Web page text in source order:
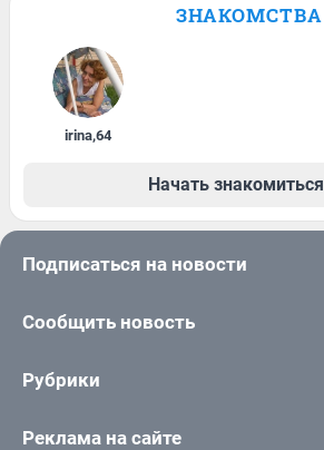
ЗНАКОМСТВА
irina,64
Начать знакомиться
Подписаться на новости
Сообщить новость
Рубрики
Реклама на сайте